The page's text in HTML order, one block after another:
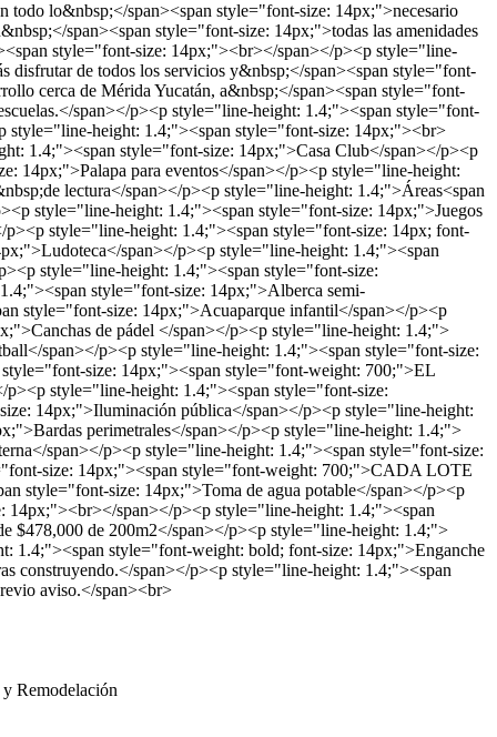
lo&nbsp;</span><span style="font-size: 14px;">necesario
span><span style="font-size: 14px;">todas las amenidades
style="font-size: 14px;"><br></span></p><p style="line-
de todos los servicios y&nbsp;</span><span style="font-
cerca de Mérida Yucatán, a&nbsp;</span><span style="font-
span></p><p style="line-height: 1.4;"><span style="font-
style="line-height: 1.4;"><span style="font-size: 14px;"><br>
1.4;"><span style="font-size: 14px;">Casa Club</span></p><p
14px;">Palapa para eventos</span></p><p style="line-height:
lectura</span></p><p style="line-height: 1.4;">Áreas<span
style="line-height: 1.4;"><span style="font-size: 14px;">Juegos
style="line-height: 1.4;"><span style="font-size: 14px; font-
span></p><p style="line-height: 1.4;"><span
style="line-height: 1.4;"><span style="font-size:
style="font-size: 14px;">Alberca semi-
style="font-size: 14px;">Acuaparque infantil</span></p><p
de pádel </span></p><p style="line-height: 1.4;">
span></p><p style="line-height: 1.4;"><span style="font-size:
size: 14px;"><span style="font-weight: 700;">EL
style="line-height: 1.4;"><span style="font-size:
14px;">Iluminación pública</span></p><p style="line-height:
perimetrales</span></p><p style="line-height: 1.4;">
span></p><p style="line-height: 1.4;"><span style="font-size:
size: 14px;"><span style="font-weight: 700;">CADA LOTE
style="font-size: 14px;">Toma de agua potable</span></p><p
span></p><p style="line-height: 1.4;"><span
$478,000 de 200m2</span></p><p style="line-height: 1.4;">
style="font-weight: bold; font-size: 14px;">Enganche
construyendo.</span></p><p style="line-height: 1.4;"><span
aviso.</span><br>
Remodelación